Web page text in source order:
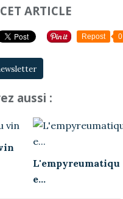
ARTICLE
Repost 0
aussi :
L'empyreumatiqu
e...